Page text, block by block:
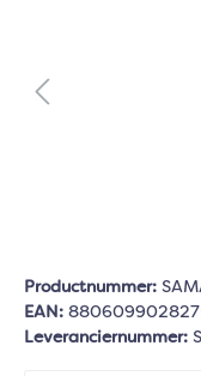
Productnummer:
EAN:
Leveranciernummer: